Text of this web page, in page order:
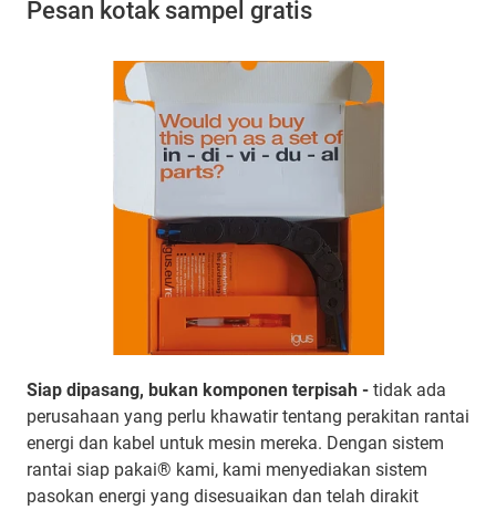
Pesan kotak sampel gratis
Siap dipasang, bukan komponen terpisah - tidak ada
perusahaan yang perlu khawatir tentang perakitan rantai
energi dan kabel untuk mesin mereka. Dengan sistem
rantai siap pakai® kami, kami menyediakan sistem
pasokan energi yang disesuaikan dan telah dirakit